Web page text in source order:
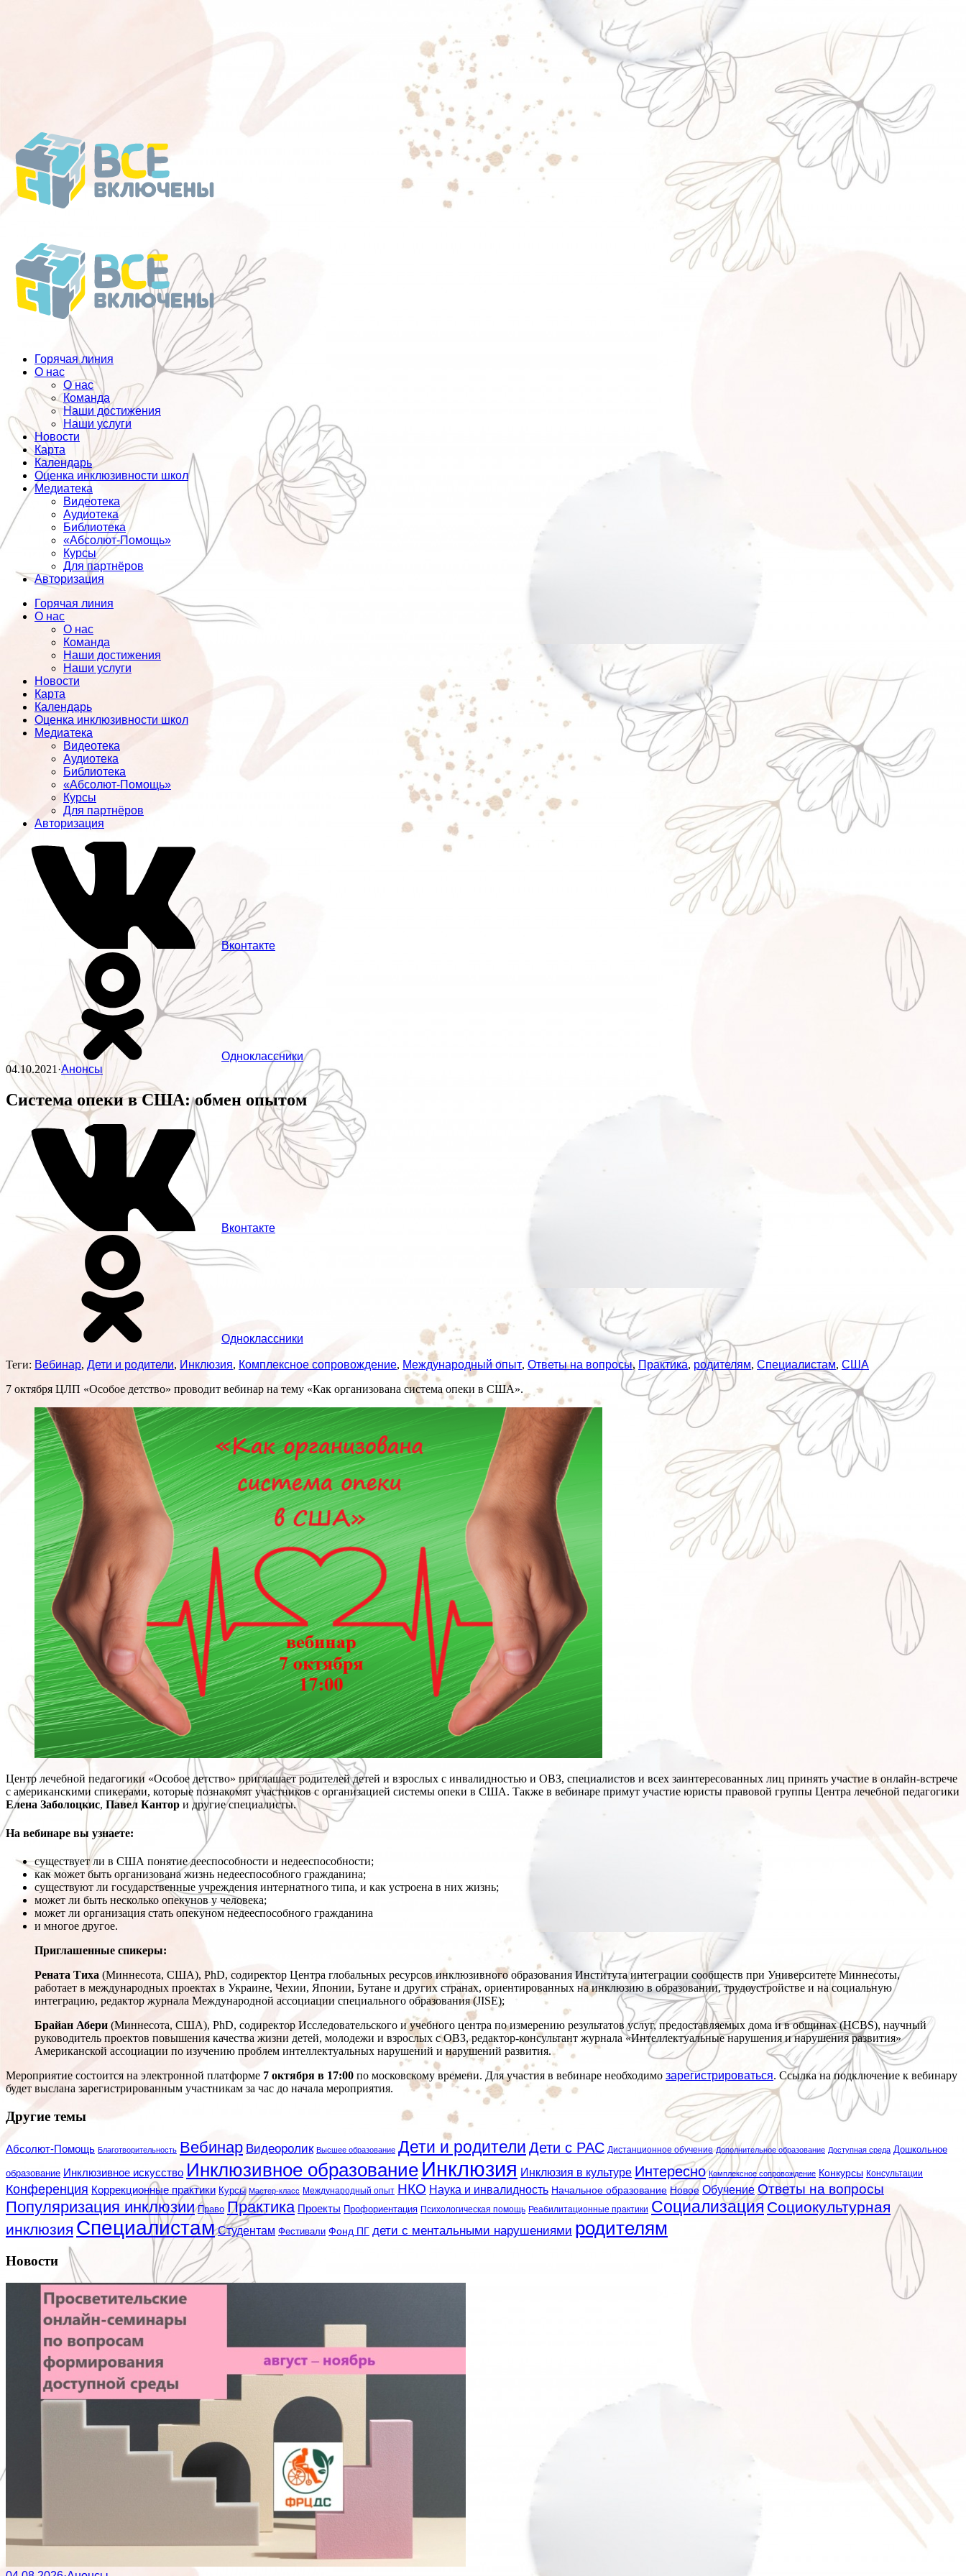
Горячая линия
О нас
О нас
Команда
Наши достижения
Наши услуги
Новости
Карта
Календарь
Оценка инклюзивности школ
Медиатека
Видеотека
Аудиотека
Библиотека
«Абсолют-Помощь»
Курсы
Для партнёров
Авторизация
Горячая линия
О нас
О нас
Команда
Наши достижения
Наши услуги
Новости
Карта
Календарь
Оценка инклюзивности школ
Медиатека
Видеотека
Аудиотека
Библиотека
«Абсолют-Помощь»
Курсы
Для партнёров
Авторизация
Вконтакте
Одноклассники
04.10.2021·Анонсы
Система опеки в США: обмен опытом
Вконтакте
Одноклассники
Теги: Вебинар, Дети и родители, Инклюзия, Комплексное сопровождение, Международный опыт, Ответы на вопросы, Практика, родителям, Специалистам, США
7 октября ЦЛП «Особое детство» проводит вебинар на тему «Как организована система опеки в США».
Центр лечебной педагогики «Особое детство» приглашает родителей детей и взрослых с инвалидностью и ОВЗ, специалистов и всех заинтересованных лиц принять участие в онлайн-встрече
с американскими спикерами, которые познакомят участников с организацией системы опеки в США. Также в вебинаре примут участие юристы правовой группы Центра лечебной педагогики
Елена Заболоцкис, Павел Кантор и другие специалисты.
На вебинаре вы узнаете:
существует ли в США понятие дееспособности и недееспособности;
как может быть организована жизнь недееспособного гражданина;
существуют ли государственные учреждения интернатного типа, и как устроена в них жизнь;
может ли быть несколько опекунов у человека;
может ли организация стать опекуном недееспособного гражданина
и многое другое.
Приглашенные спикеры:
Рената Тиха (Миннесота, США), PhD, содиректор Центра глобальных ресурсов инклюзивного образования Института интеграции сообществ при Университете Миннесоты,
работает в международных проектах в Украине, Чехии, Японии, Бутане и других странах, ориентированных на инклюзию в образовании, трудоустройстве и на социальную
интеграцию, редактор журнала Международной ассоциации специального образования (JISE);
Брайан Абери (Миннесота, США), PhD, содиректор Исследовательского и учебного центра по измерению результатов услуг, предоставляемых дома и в общинах (HCBS), научный
руководитель проектов повышения качества жизни детей, молодежи и взрослых с ОВЗ, редактор-консультант журнала «Интеллектуальные нарушения и нарушения развития»
Американской ассоциации по изучению проблем интеллектуальных нарушений и нарушений развития.
Мероприятие состоится на электронной платформе 7 октября в 17:00 по московскому времени. Для участия в вебинаре необходимо зарегистрироваться. Ссылка на подключение к вебинару
будет выслана зарегистрированным участникам за час до начала мероприятия.
Другие темы
Абсолют-Помощь Благотворительность Вебинар Видеоролик Высшее образование Дети и родители Дети с РАС Дистанционное обучение Дополнительное образование Доступная среда Дошкольное
образование Инклюзивное искусство Инклюзивное образование Инклюзия Инклюзия в культуре Интересно Комплексное сопровождение Конкурсы Консультации
Конференция Коррекционные практики Курсы Мастер-класс Международный опыт НКО Наука и инвалидность Начальное образование Новое Обучение Ответы на вопросы
Популяризация инклюзии Право Практика Проекты Профориентация Психологическая помощь Реабилитационные практики Социализация Социокультурная
инклюзия Специалистам Студентам Фестивали Фонд ПГ дети с ментальными нарушениями родителям
Новости